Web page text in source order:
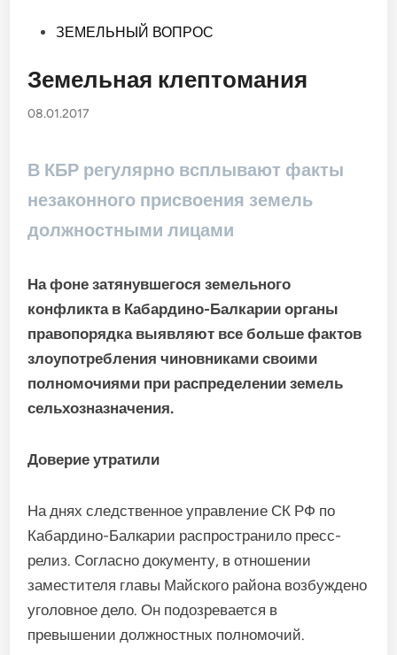
Опубликовано
ЗЕМЕЛЬНЫЙ ВОПРОС
Земельная клептомания
08.01.2017
В КБР регулярно всплывают факты
незаконного присвоения земель
должностными лицами
На фоне затянувшегося земельного
конфликта в Кабардино-Балкарии органы
правопорядка выявляют все больше фактов
злоупотребления чиновниками своими
полномочиями при распределении земель
сельхозназначения.
Доверие утратили
На днях следственное управление СК РФ по
Кабардино-Балкарии распространило пресс-
релиз. Согласно документу, в отношении
заместителя главы Майского района возбуждено
уголовное дело. Он подозревается в
превышении должностных полномочий.